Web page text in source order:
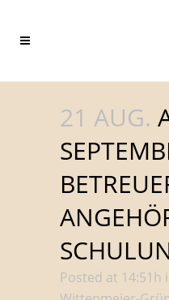
21 AUG.
Posted at 14:51h